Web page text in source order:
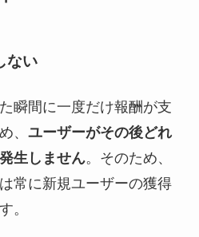
ない
瞬間に一度だけ報酬が支
、 ユーザーがその後どれ
生しません。そのため、
常に新規ユーザーの獲得
。